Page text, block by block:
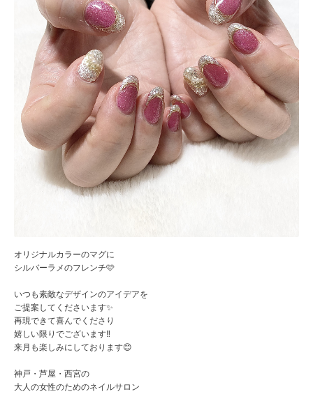
オリジナルカラーのマグに
シルバーラメのフレンチ🩷
いつも素敵なデザインのアイデアを
ご提案してくださいます✨
再現できて喜んでくださり
嬉しい限りでございます‼️
来月も楽しみにしております😊
神戸・芦屋・西宮の
大人の女性のためのネイルサロン